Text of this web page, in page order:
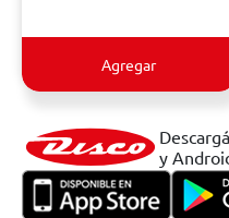
Agregar
y